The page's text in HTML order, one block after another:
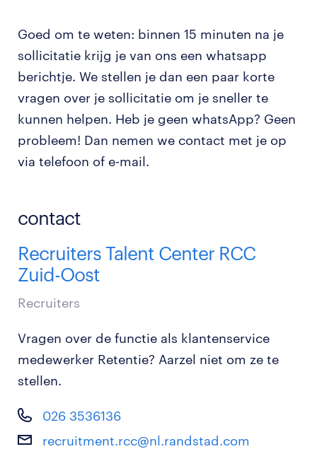
Goed om te weten: binnen 15 minuten na je
sollicitatie krijg je van ons een whatsapp
berichtje. We stellen je dan een paar korte
vragen over je sollicitatie om je sneller te
kunnen helpen. Heb je geen whatsApp? Geen
probleem! Dan nemen we contact met je op
via telefoon of e-mail.
contact
Recruiters Talent Center RCC
Zuid-Oost
Recruiters
Vragen over de functie als klantenservice
medewerker Retentie? Aarzel niet om ze te
stellen.
026 3536136
recruitment.rcc@nl.randstad.com